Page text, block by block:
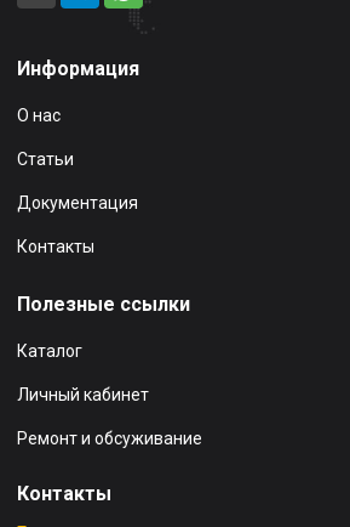
Информация
О нас
Статьи
Документация
Контакты
Полезные ссылки
Каталог
Личный кабинет
Ремонт и обсуживание
Контакты